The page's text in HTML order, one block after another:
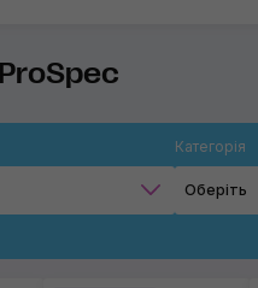
Категорія
Оберіть